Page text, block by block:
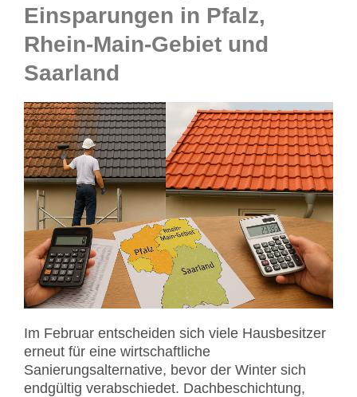
Einsparungen in Pfalz,
Rhein-Main-Gebiet und
Saarland
Im Februar entscheiden sich viele Hausbesitzer
erneut für eine wirtschaftliche
Sanierungsalternative, bevor der Winter sich
endgültig verabschiedet. Dachbeschichtung,